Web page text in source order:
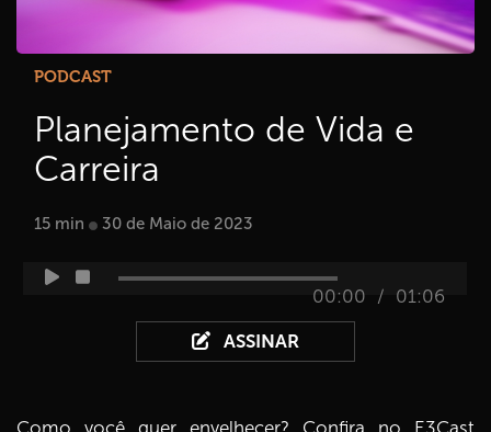
PODCAST
Planejamento de Vida e
Carreira
15 min 30 de Maio de 2023
00:00 / 01:06
ASSINAR
Como você quer envelhecer? Confira no E3Cast